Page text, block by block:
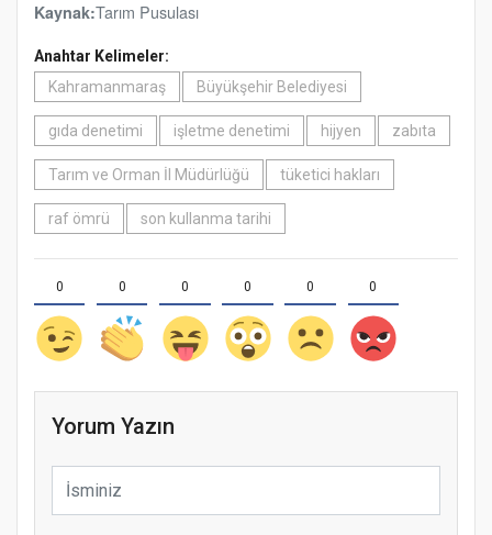
Kaynak:Tarım Pusulası
Anahtar Kelimeler:
Kahramanmaraş
Büyükşehir Belediyesi
gıda denetimi işletme denetimi hijyen zabıta
Tarım ve Orman İl Müdürlüğü tüketici hakları
raf ömrü son kullanma tarihi
0 0 0 0 0 0
Yorum Yazın